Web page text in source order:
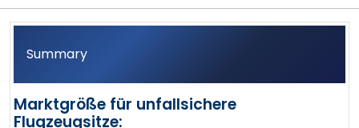
Summary
Marktgröße für unfallsichere
Flugzeugsitze: